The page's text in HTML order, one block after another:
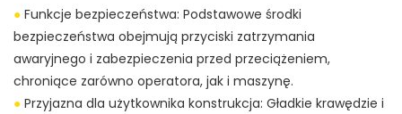
● Funkcje bezpieczeństwa: Podstawowe środki
bezpieczeństwa obejmują przyciski zatrzymania
awaryjnego i zabezpieczenia przed przeciążeniem,
chroniące zarówno operatora, jak i maszynę.
● Przyjazna dla użytkownika konstrukcja: Gładkie krawędzie i